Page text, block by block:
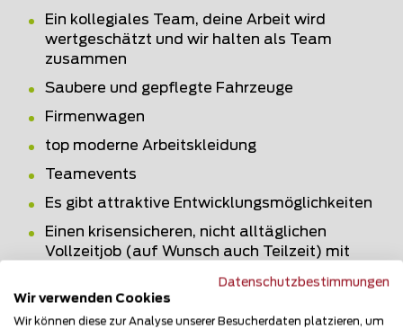
Ein kollegiales Team, deine Arbeit wird
wertgeschätzt und wir halten als Team
zusammen
Saubere und gepflegte Fahrzeuge
Firmenwagen
top moderne Arbeitskleidung
Teamevents
Es gibt attraktive Entwicklungsmöglichkeiten
Einen krisensicheren, nicht alltäglichen
Vollzeitjob (auf Wunsch auch Teilzeit) mit
falls du hoch hinauswillst, spannenden
Datenschutzbestimmungen
Wir verwenden Cookies
Wir können diese zur Analyse unserer Besucherdaten platzieren, um